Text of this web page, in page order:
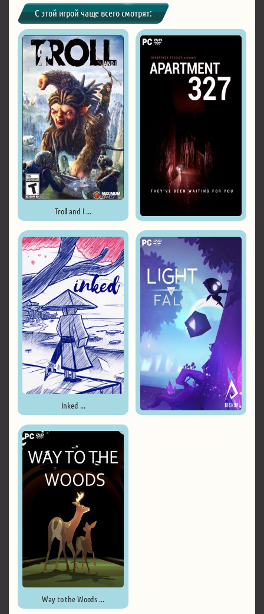
С этой игрой чаще всего смотрят:
Troll and I ...
Inked ...
Way to the Woods ...